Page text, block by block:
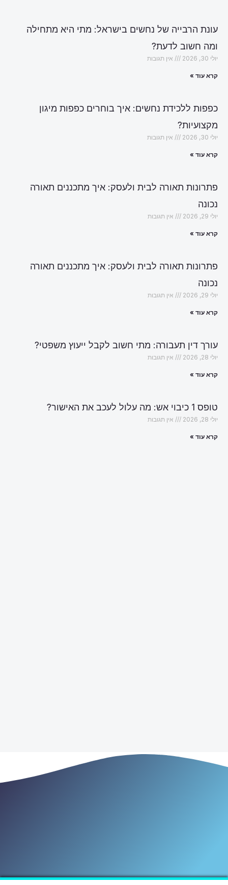
עונת הרבייה של נחשים בישראל: מתי היא מתחילה
ומה חשוב לדעת?
יולי 30, 2026 אין תגובות
קרא עוד »
כפפות ללכידת נחשים: איך בוחרים כפפות מיגון
מקצועיות?
יולי 30, 2026 אין תגובות
קרא עוד »
פתרונות תאורה לבית ולעסק: איך מתכננים תאורה
נכונה
יולי 29, 2026 אין תגובות
קרא עוד »
פתרונות תאורה לבית ולעסק: איך מתכננים תאורה
נכונה
יולי 29, 2026 אין תגובות
קרא עוד »
עורך דין תעבורה: מתי חשוב לקבל ייעוץ משפטי?
יולי 28, 2026 אין תגובות
קרא עוד »
טופס 1 כיבוי אש: מה עלול לעכב את האישור?
יולי 28, 2026 אין תגובות
קרא עוד »